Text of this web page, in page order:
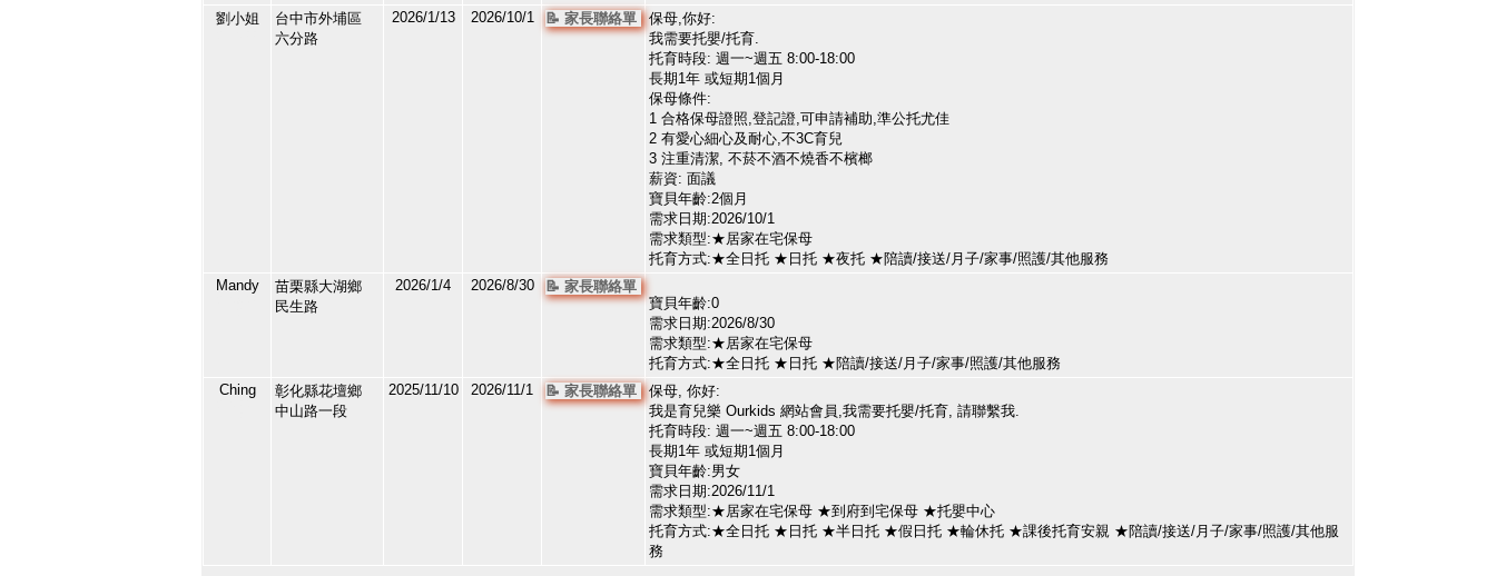
劉小姐
台中市外埔區
六分路
2026/1/13 2026/10/1 📝 家長聯絡單
保母,你好:
我需要托嬰/托育.
托育時段: 週一~週五 8:00-18:00
長期1年 或短期1個月
保母條件:
1 合格保母證照,登記證,可申請補助,準公托尤佳
2 有愛心細心及耐心,不3C育兒
3 注重清潔, 不菸不酒不燒香不檳榔
薪資: 面議
寶貝年齡:2個月
需求日期:2026/10/1
需求類型:★居家在宅保母
托育方式:★全日托 ★日托 ★夜托 ★陪讀/接送/月子/家事/照護/其他服務
Mandy
苗栗縣大湖鄉
民生路
2026/1/4 2026/8/30
📝 家長聯絡單
寶貝年齡:0
需求日期:2026/8/30
需求類型:★居家在宅保母
托育方式:★全日托 ★日托 ★陪讀/接送/月子/家事/照護/其他服務
Ching
彰化縣花壇鄉
中山路一段
2025/11/10 2026/11/1 📝 家長聯絡單
保母, 你好:
我是育兒樂 Ourkids 網站會員,我需要托嬰/托育, 請聯繫我.
托育時段: 週一~週五 8:00-18:00
長期1年 或短期1個月
寶貝年齡:男女
需求日期:2026/11/1
需求類型:★居家在宅保母 ★到府到宅保母 ★托嬰中心
托育方式:★全日托 ★日托 ★半日托 ★假日托 ★輪休托 ★課後托育安親 ★陪讀/接送/月子/家事/照護/其他服
務